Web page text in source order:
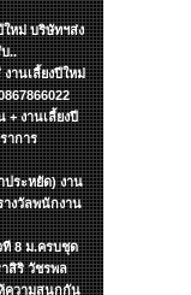
ใหม่ บริษัทฯส่ง
..
านเลี้ยงปีใหม่
งานเลี้ยงปี
าการ
ประหยัด) งาน
งวัลพนักงาน
8 ม.ครบชุด
สิริ วัชรพล
ความสนุกกัน